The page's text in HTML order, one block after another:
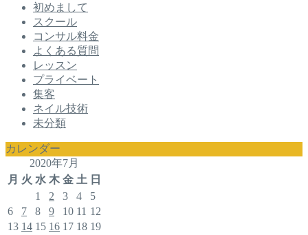
初めまして
スクール
コンサル料金
よくある質問
レッスン
プライベート
集客
ネイル技術
未分類
カレンダー
2020年7月
月 火 水 木 金 土 日
1
2 3 4
5
6
7 8 9 10 11 12
13 14 15 16 17 18 19